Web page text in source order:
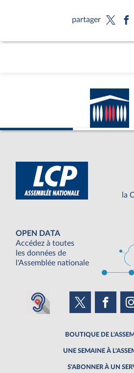
partager
la
OPEN DATA
Accédez à toutes
les données de
l'Assemblée nationale
BOUTIQUE DE
UNE SEMAINE À
S'ABONNER À UN